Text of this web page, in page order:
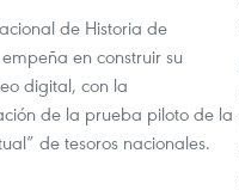
de Historia de
en construir su
digital, con la
de la prueba piloto de la
de tesoros nacionales.